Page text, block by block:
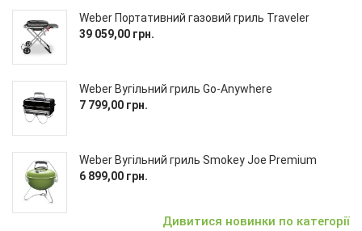
Weber Портативний газовий гриль Traveler
39 059,00 грн.
Weber Вугільний гриль Go-Anywhere
7 799,00 грн.
Weber Вугільний гриль Smokey Joe Premium
6 899,00 грн.
Дивитися новинки по категорії